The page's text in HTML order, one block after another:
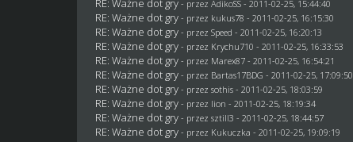
RE: Ważne dot gry - przez AdikoSS - 2011-02-25, 15:44:40
RE: Ważne dot gry - przez kukus78 - 2011-02-25, 16:15:30
RE: Ważne dot gry - przezSpeed - 2011-02-25, 16:20:13
RE: Ważne dot gry - przez Krychu710 - 2011-02-25, 16:33:53
RE: Ważne dot gry - przez Marex87 - 2011-02-25, 16:54:21
RE: Ważne dot gry - przez Bartas17BDG - 2011-02-25, 17:09:50
RE: Ważne dot gry - przezsothis - 2011-02-25, 18:03:59
RE: Ważne dot gry - przez lion - 2011-02-25, 18:19:34
RE: Ważne dot gry - przezsztill3 - 2011-02-25, 18:44:57
RE: Ważne dot gry - przez Kukuczka - 2011-02-25, 19:09:19